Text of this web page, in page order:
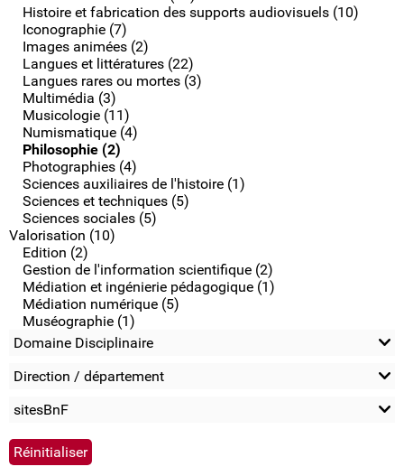
Histoire et fabrication des supports audiovisuels (10)
Iconographie (7)
Images animées (2)
Langues et littératures (22)
Langues rares ou mortes (3)
Multimédia (3)
Musicologie (11)
Numismatique (4)
Philosophie (2)
Photographies (4)
Sciences auxiliaires de l'histoire (1)
Sciences et techniques (5)
Sciences sociales (5)
Valorisation (10)
Edition (2)
Gestion de l'information scientifique (2)
Médiation et ingénierie pédagogique (1)
Médiation numérique (5)
Muséographie (1)
Domaine Disciplinaire
Direction / département
sitesBnF